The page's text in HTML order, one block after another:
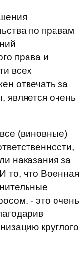
по правам
права и
всех
отвечать за
является очень
(виновные)
наказания за
то, что Военная
- это очень
круглого